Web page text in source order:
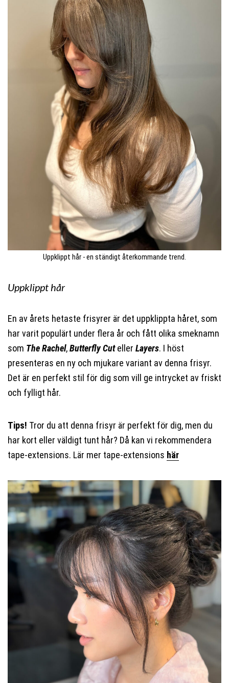
Uppklippt hår - en ständigt återkommande trend.
Uppklippt hår
En av årets hetaste frisyrer är det uppklippta håret, som
har varit populärt under flera år och fått olika smeknamn
som The Rachel,Butterfly Cuteller Layers. I höst
presenteras en ny och mjukare variant av denna frisyr.
Det är en perfekt stil för dig som vill ge intrycket av friskt
och fylligt hår.
Tips! Tror du att denna frisyr är perfekt för dig, men du
har kort eller väldigt tunt hår? Då kan vi rekommendera
tape-extensions. Lär mer tape-extensions här